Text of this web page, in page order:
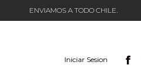
ENVIAMOS A TODO CHILE.
Iniciar Sesion